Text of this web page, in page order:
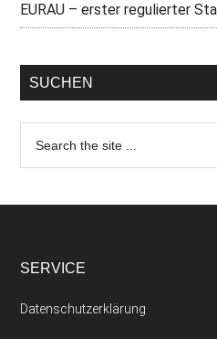
EURAU – erster regulierter
SUCHEN
SERVICE
Datenschutzerklärung